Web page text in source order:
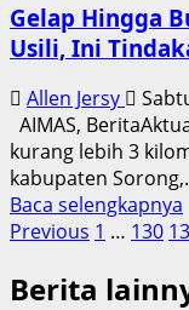
Gelap Hingga
Usili, Ini
Allen Jersy
AIMAS,
kurang lebih 3
kabupaten
Baca selengkapnya
Paginasi
pos
Previous 1 … 130
Berita